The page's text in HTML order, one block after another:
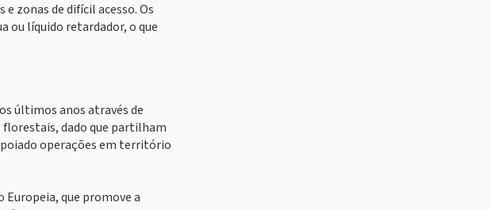
zonas de difícil acesso. Os
ou líquido retardador, o que
últimos anos através de
florestais, dado que partilham
operações em território
que promove a